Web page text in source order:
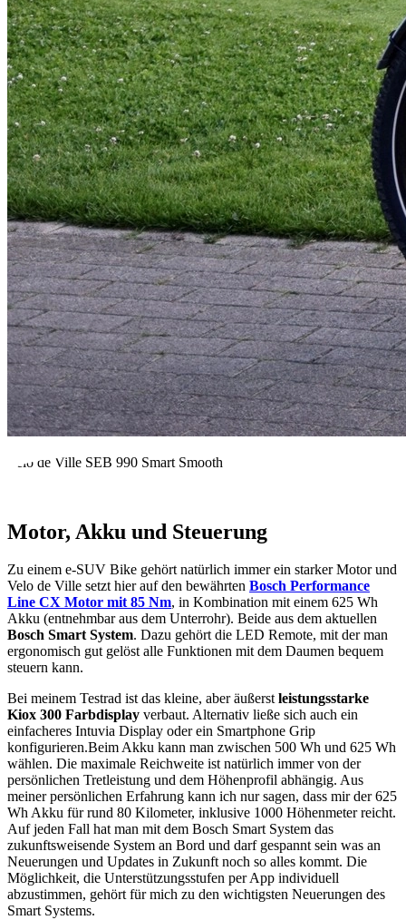
Velo de Ville SEB 990 Smart Smooth
Motor, Akku und Steuerung
Zu einem e-SUV Bike gehört natürlich immer ein starker Motor und
Velo de Ville setzt hier auf den bewährten Bosch Performance
Line CX Motor mit 85 Nm, in Kombination mit einem 625 Wh
Akku (entnehmbar aus dem Unterrohr). Beide aus dem aktuellen
Bosch Smart System. Dazu gehört die LED Remote, mit der man
ergonomisch gut gelöst alle Funktionen mit dem Daumen bequem
steuern kann.
Bei meinem Testrad ist das kleine, aber äußerstleistungsstarke
Kiox 300 Farbdisplay verbaut. Alternativ ließe sich auch ein
einfacheres Intuvia Display oder ein Smartphone Grip
konfigurieren.Beim Akku kann man zwischen 500 Wh und 625 Wh
wählen. Die maximale Reichweite ist natürlich immer von der
persönlichen Tretleistung und dem Höhenprofil abhängig. Aus
meiner persönlichen Erfahrung kann ich nur sagen, dass mir der 625
Wh Akku für rund 80 Kilometer, inklusive 1000 Höhenmeter reicht.
Auf jeden Fall hat man mit dem Bosch Smart System das
zukunftsweisende System an Bord und darf gespannt sein was an
Neuerungen und Updates in Zukunft noch so alles kommt. Die
Möglichkeit, die Unterstützungsstufen per App individuell
abzustimmen, gehört für mich zu den wichtigsten Neuerungen des
Smart Systems.